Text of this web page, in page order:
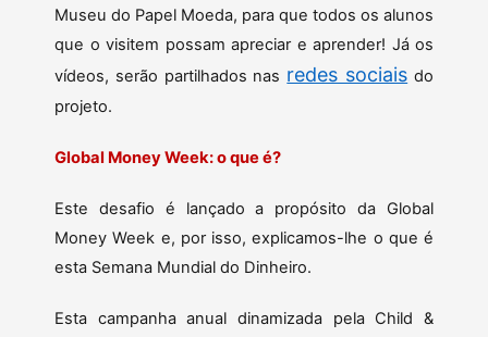
Museu do Papel Moeda, para que todos os alunos
que o visitem possam apreciar e aprender! Já os
vídeos, serão partilhados nas redes sociais do
projeto.
Global Money Week: o que é?
Este desafio é lançado a propósito da Global
Money Week e, por isso, explicamos-lhe o que é
esta Semana Mundial do Dinheiro.
Esta campanha anual dinamizada pela Child &